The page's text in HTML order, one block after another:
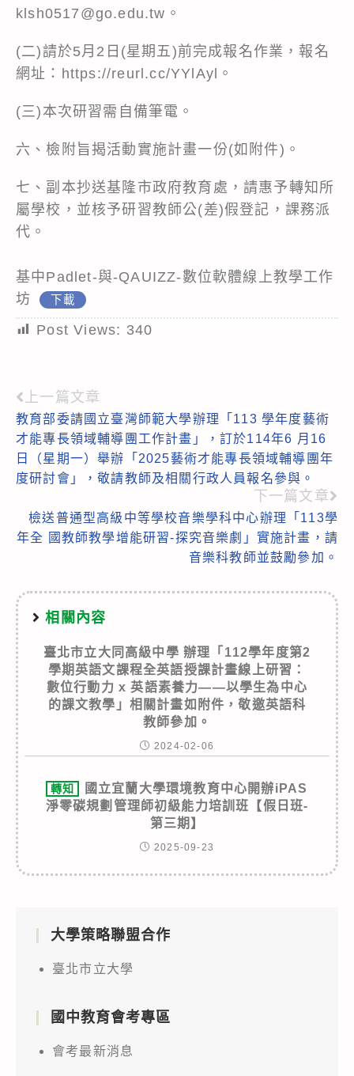
klsh0517@go.edu.tw。
(二)請於5月2日(星期五)前完成報名作業，報名
網址： https://reurl.cc/YYlAyl 。
(三)本次研習需自備筆電。
六、檢附旨揭活動實施計畫一份(如附件)。
七、副本抄送基隆市政府教育處，請惠予轉知所
屬學校，並核予研習教師公(差)假登記，課務派
代。
基中Padlet-與-QAUIZZ-數位軟體線上教學工作
坊
下載
Post Views: 340
Read
more
articles
上一篇文章
教育部委請國立臺灣師範大學辦理「113 學年度藝術
才能專長領域輔導團工作計畫」，訂於114年6 月16
日（星期一）舉辦「2025藝術才能專長領域輔導團年
度研討會」，敬請教師及相關行政人員報名參與。
下一篇文章
檢送普通型高級中等學校音樂學科中心辦理「113學
年全 國教師教學增能研習-探究音樂劇」實施計畫，請
音樂科教師並鼓勵參加。
相關內容
臺北市立大同高級中學 辦理「112學年度第2
學期英語文課程全英語授課計畫線上研習：
數位行動力 x 英語素養力——以學生為中心
的課文教學」相關計畫如附件，敬邀英語科
教師參加。
2024-02-06
轉知
國立宜蘭大學環境教育中心開辦iPAS
淨零碳規劃管理師初級能力培訓班【假日班-
第三期】
2025-09-23
大學策略聯盟合作
臺北市立大學
國中教育會考專區
會考最新消息